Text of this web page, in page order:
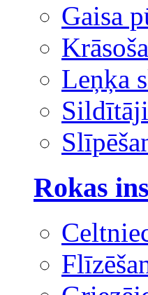
Gaisa
Leņķa
Sildītāji
Rokas